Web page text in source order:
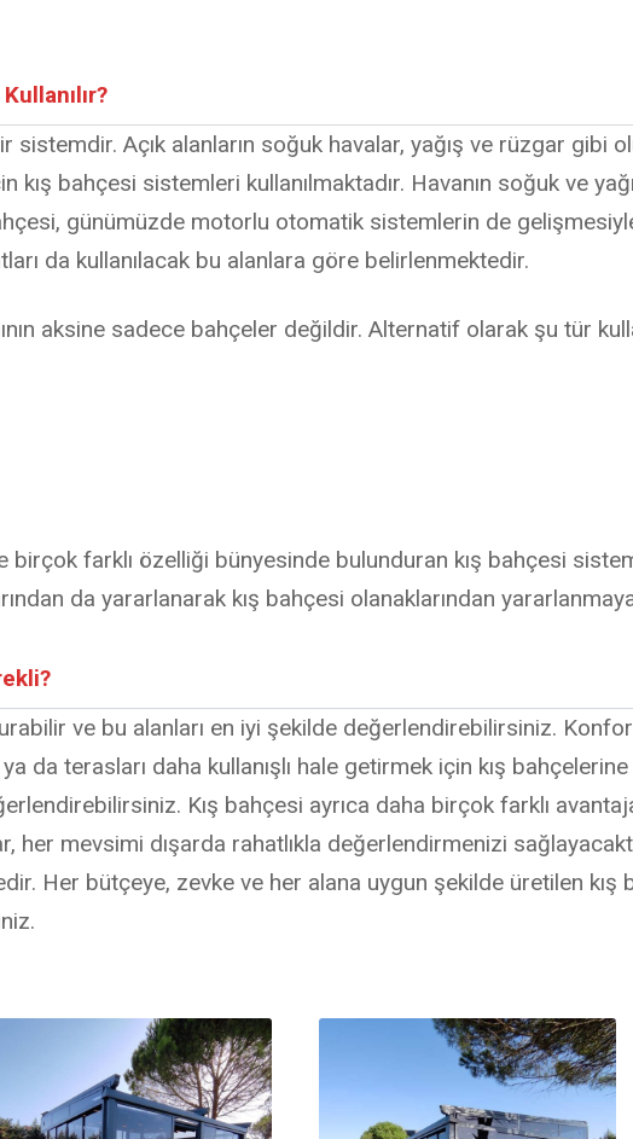
sistemdir. Açık alanların soğuk havalar, yağış ve rüzgar gibi
kış bahçesi sistemleri kullanılmaktadır. Havanın soğuk ve
günümüzde motorlu otomatik sistemlerin de
da kullanılacak bu alanlara göre belirlenmektedir.
aksine sadece bahçeler değildir. Alternatif olarak şu tür
farklı özelliği bünyesinde bulunduran kış bahçesi
da yararlanarak kış bahçesi olanaklarından
ve bu alanları en iyi şekilde değerlendirebilirsiniz.
da terasları daha kullanışlı hale getirmek için kış
Kış bahçesi ayrıca daha birçok farklı
her mevsimi dışarda rahatlıkla değerlendirmenizi
Her bütçeye, zevke ve her alana uygun şekilde üretilen